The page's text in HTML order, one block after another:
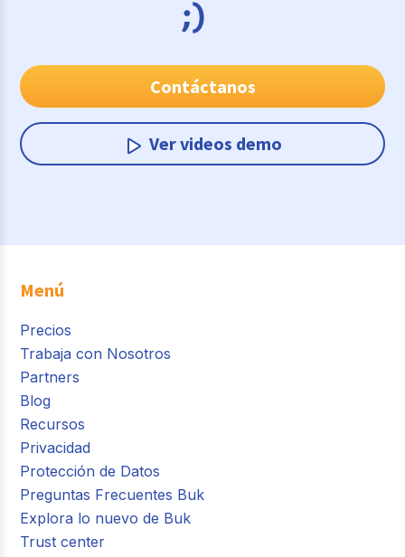
Contáctanos
Ver videos demo
Menú
Precios
Trabaja con Nosotros
Partners
Blog
Recursos
Privacidad
Protección de Datos
Preguntas Frecuentes Buk
Explora lo nuevo de Buk
Trust center